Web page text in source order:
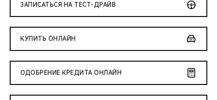
ЗАПИСАТЬСЯ НА ТЕСТ-ДРАЙВ
КУПИТЬ ОНЛАЙН
ОДОБРЕНИЕ КРЕДИТА ОНЛАЙН